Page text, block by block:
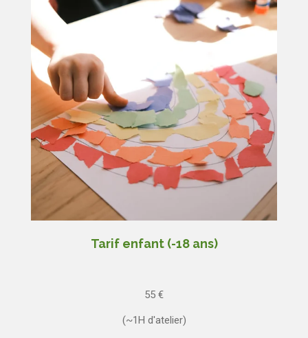
Tarif enfant (-18 ans)
55 €
(~1H d'atelier)